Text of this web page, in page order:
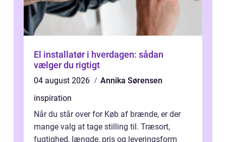
El installatør i hverdagen: sådan
vælger du rigtigt
04 august 2026
Annika Sørensen
inspiration
Når du står over for Køb af brænde, er der
mange valg at tage stilling til. Træsort,
fugtighed, længde, pris og leveringsform